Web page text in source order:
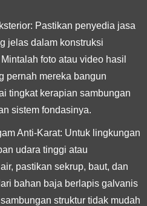
Pastikan penyedia jasa
jelas dalam konstruksi
foto atau video hasil
pernah mereka bangun
tingkat kerapian sambungan
sistem fondasinya.
Anti-Karat: Untuk lingkungan
udara tinggi atau
pastikan sekrup, baut, dan
bahan baja berlapis galvanis
struktur tidak mudah